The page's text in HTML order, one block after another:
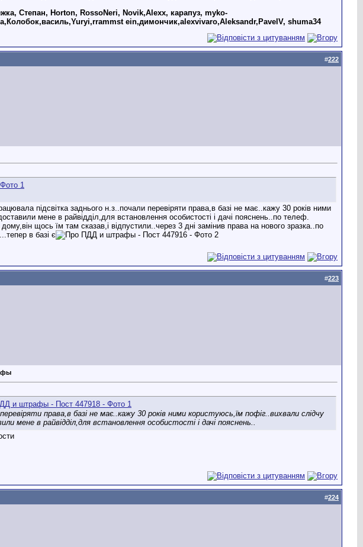
Степан, Horton, RossoNeri, Novik,Alexx, карапуз, myko-
ein,димончик,alexvivaro,Aleksandr,PavelV, shuma34
#222
підсвітка заднього н.з..почали перевіряти права,в базі не має..кажу 30 років ними
мене в райвідділ,для встановлення особистості і дачі пояснень..по телеф.
щось їм там сказав,і відпустили..через 3 дні замінив права на нового зразка..по
в базі є
#223
права,в базі не має..кажу 30 років ними користуюсь,їм пофіг..вихвали слідчу
мене в райвідділ,для встановлення особистості і дачі пояснень..
#224